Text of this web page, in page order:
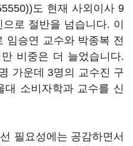
)도 현재 사외이사 9
로 절반을 넘습니다. 이
임승연 교수와 박종복 전
비중은 더 늘었습니다.
가운데 3명의 교수진 구
대 소비자학과 교수를 신
필요성에는 공감하면서